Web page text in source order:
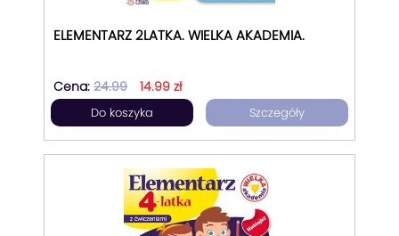
ELEMENTARZ 2LATKA. WIELKA AKADEMIA.
Cena: 24.99 14.99 zł
Do koszyka Szczegóły